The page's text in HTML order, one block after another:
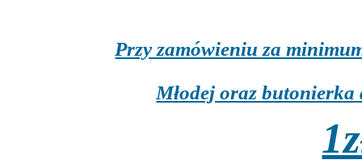
Przy zamówieniu za
Młodej oraz butonierka